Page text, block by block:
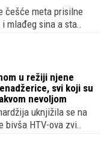
češće meta prisilne
mlađeg sina a sta..
nad imovinom u
i to zbog bivše
svi koji su
nevoljom
uknjižila se na
HTV-ova zvi..